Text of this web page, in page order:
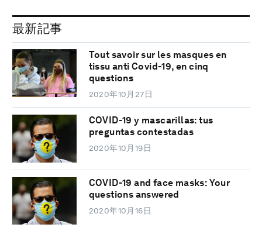
最新記事
Tout savoir sur les masques en
tissu anti Covid-19, en cinq
questions
2020年10月27日
COVID-19 y mascarillas: tus
preguntas contestadas
2020年10月19日
COVID-19 and face masks: Your
questions answered
2020年10月16日